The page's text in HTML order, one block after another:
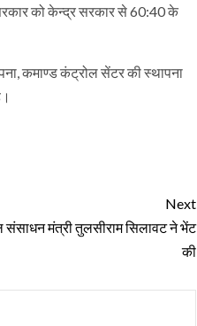
सरकार को केन्द्र सरकार से 60:40 के
कमाण्ड कंट्रोल सेंटर की स्थापना
Next
मंत्री तुलसीराम सिलावट ने भेंट
की